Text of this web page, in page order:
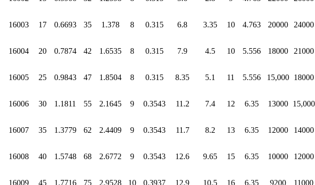
16003 17 0.6693 35 1.378 8 0.315 6.8 3.35 10 4.763 20000 24000
16004 20 0.7874 42 1.6535 8 0.315 7.9 4.5 10 5.556 18000 21000
16005 25 0.9843 47 1.8504 8 0.315 8.35 5.1 11 5.556 15,000 18000
16006 30 1.1811 55 2.1645 9 0.3543 11.2 7.4 12 6.35 13000 15,000
16007 35 1.3779 62 2.4409 9 0.3543 11.7 8.2 13 6.35 12000 14000
16008 40 1.5748 68 2.6772 9 0.3543 12.6 9.65 15 6.35 10000 12000
16009 45 1.7716 75 2.9528 10 0.3937 12.9 10.5 16 6.35 9200 11000